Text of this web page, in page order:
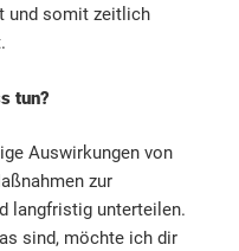
und somit zeitlich
tun?
Auswirkungen von
zur
langfristig unterteilen.
sind, möchte ich dir